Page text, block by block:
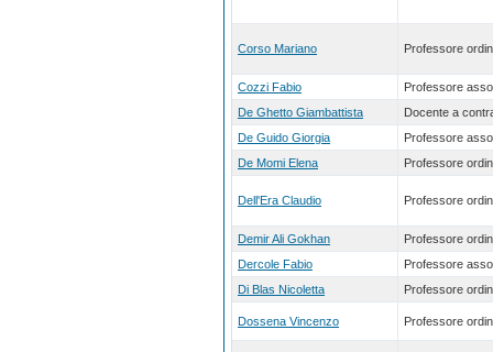
Corso Mariano Professore
Cozzi Fabio
Professore
De Ghetto Giambattista
Docente a
De Guido Giorgia
Professore
De Momi Elena
Professore
Dell'Era Claudio Professore
Demir Ali Gokhan
Professore
Dercole Fabio
Professore
Di Blas Nicoletta
Professore
Dossena Vincenzo Professore